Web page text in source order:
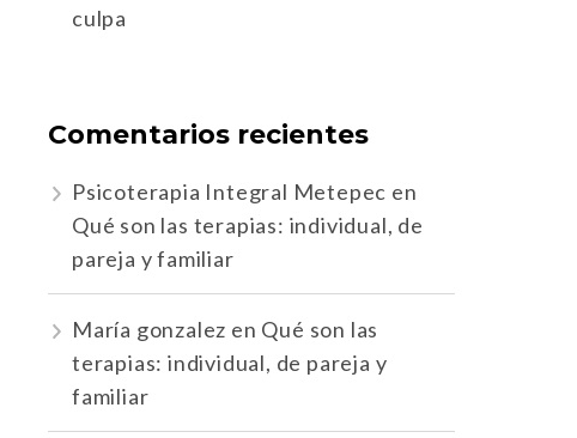
culpa
Comentarios recientes
Psicoterapia Integral Metepec en
Qué son las terapias: individual, de
pareja y familiar
María gonzalez en Qué son las
terapias: individual, de pareja y
familiar